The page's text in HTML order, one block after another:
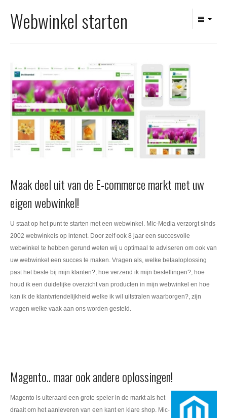
Domeinnaam registreren
Webwinkel starten
Maak deel uit van de E-commerce markt met uw
eigen webwinkel!
U staat op het punt te starten met een webwinkel. Mic-Media verzorgt sinds
2002 webwinkels op intenet. Door zelf ook 8 jaar een succesvolle
webwinkel te hebben gerund weten wij u optimaal te adviseren om ook van
uw webwinkel een succes te maken. Vragen als, welke betaaloplossing
past het beste bij mijn klanten?, hoe verzend ik mijn bestellingen?, hoe
houd ik een duidelijke overzicht van producten in mijn webwinkel en hoe
kan ik de klantvriendelijkheid welke ik wil uitstralen waarborgen?, zijn
vragen welke vaak aan ons worden gesteld.
Magento.. maar ook andere oplossingen!
Magento is uiteraard een grote speler in de markt als het
draait om het aanleveren van een kant en klare shop. Mic-